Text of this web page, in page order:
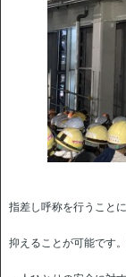
指差し呼称を行うこと
抑えることが可能です